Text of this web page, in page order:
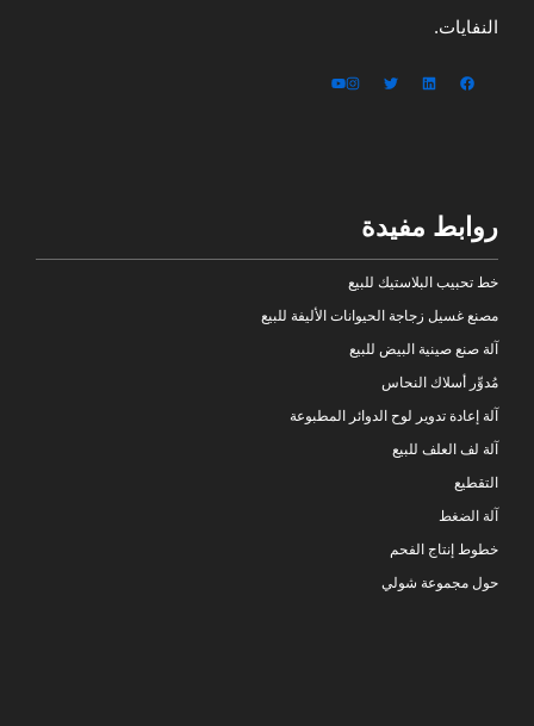
النفايات.
روابط مفيدة
خط تحبيب البلاستيك للبيع
مصنع غسيل زجاجة الحيوانات الأليفة للبيع
آلة صنع صينية البيض للبيع
مُدوِّر أسلاك النحاس
آلة إعادة تدوير لوح الدوائر المطبوعة
آلة لف العلف للبيع
التقطيع
آلة الضغط
خطوط إنتاج الفحم
حول مجموعة شولي